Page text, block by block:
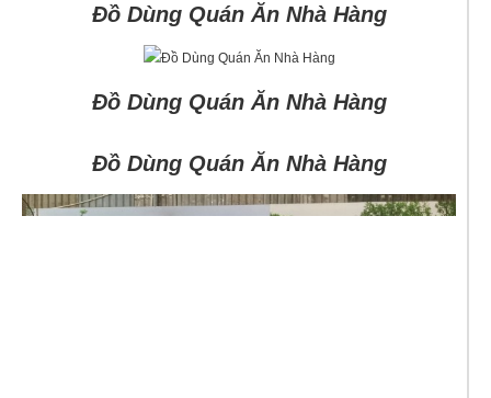
Đồ Dùng Quán Ăn Nhà Hàng
Đồ Dùng Quán Ăn Nhà Hàng
Đồ Dùng Quán Ăn Nhà Hàng